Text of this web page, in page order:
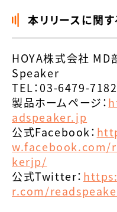
本リリースに関
HOYA株式会社 MD
Speaker
TEL：03-6479-7182
製品ホームページ：
adspeaker.jp
公式Facebook：
w.facebook.com/
kerjp/
公式Twitter：
r.com/